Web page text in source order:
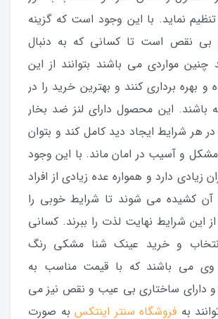
تنظیم نماید. با این وجود است که گزینه
بی نقص است تا کسانی که به دنبال
مواردی می باشند بتوانند از این
بهره برداری کنند و بهترین خرید را در
باشند. این محصول دارای لنز ضد بخار
هر شرایط ایجاد دید کامل کند و بتوان
مشکل و آسیب در امان ماند. با این وجود
زیادی دارد و همواره عده زیادی از افراد
کشیده می شوند تا شرایط خوبی را
این شرایط نهایت لذت را ببرند. کسانی
و خرید عینک شنا مشکی رنگ
وی می باشند که با قیمت مناسب به
دارای ساختاری بی عیب و نقص نیز می
به فروشگاه سنتر اینتکسبه صورت